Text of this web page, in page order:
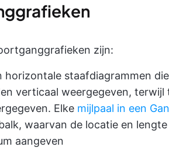
zijn:
horizontale staafdiagrammen
verticaal weergegeven, terwijl
Elke mijlpaal in een
waarvan de locatie en
aangeven